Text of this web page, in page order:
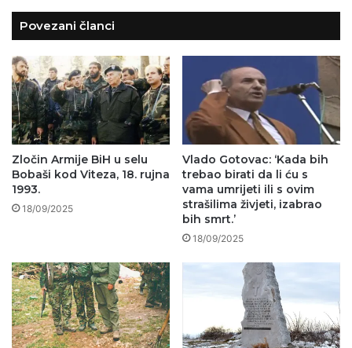
Povezani članci
Zločin Armije BiH u selu
Bobaši kod Viteza, 18. rujna
1993.
18/09/2025
Vlado Gotovac: ‘Kada bih
trebao birati da li ću s
vama umrijeti ili s ovim
strašilima živjeti, izabrao
bih smrt.’
18/09/2025